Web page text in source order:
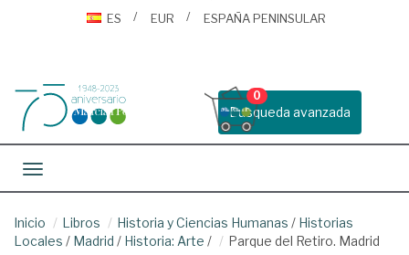
ES
EUR ESPAÑA PENINSULAR
Busqueda avanzada
0
Toggle navigation
Inicio Libros Historia y Ciencias Humanas / Historias
Locales / Madrid / Historia: Arte / Parque del Retiro. Madrid